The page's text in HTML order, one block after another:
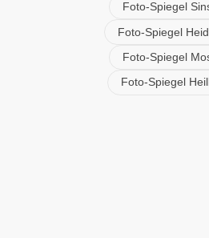
Foto-Spiegel
Foto-Spiegel
Foto-Spiegel
Foto-Spiegel